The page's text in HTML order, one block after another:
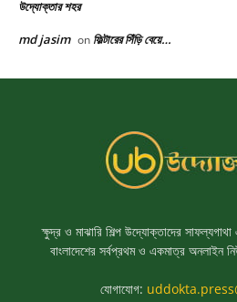
ক্ষুদ্র ও মাঝারি শিল্প উদ্যোক্তাদের সাফল্যগাথা
বাংলাদেশের সর্বপ্রথম ও একমাত্র অনলাইন
যোগাযোগ: